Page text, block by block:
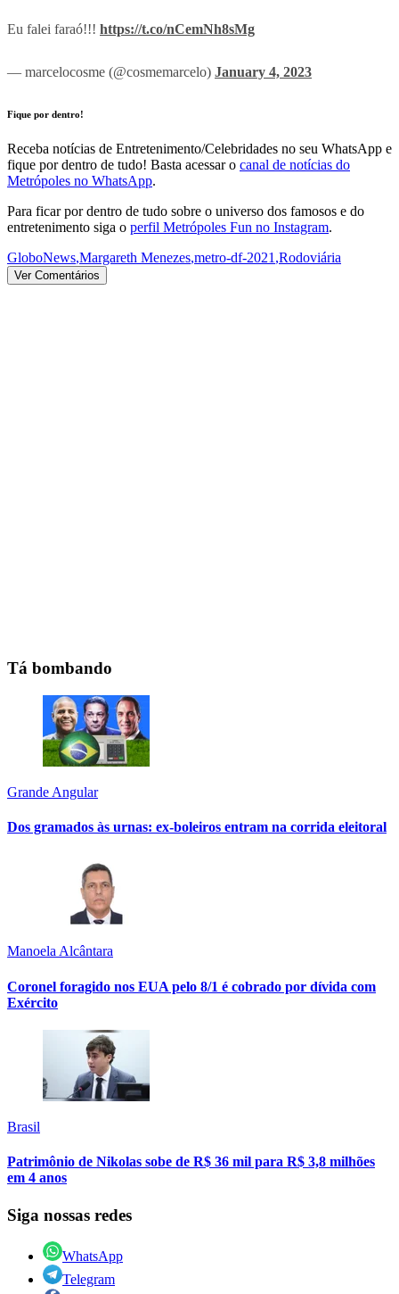
Eu falei faraó!!! https://t.co/nCemNh8sMg
— marcelocosme (@cosmemarcelo) January 4, 2023
Fique por dentro!
Receba notícias de Entretenimento/Celebridades no seu WhatsApp e
fique por dentro de tudo! Basta acessar o canal de notícias do
Metrópoles no WhatsApp.
Para ficar por dentro de tudo sobre o universo dos famosos e do
entretenimento siga o perfil Metrópoles Fun no Instagram.
GloboNews,Margareth Menezes,metro-df-2021,Rodoviária
Ver Comentários
Tá bombando
Grande Angular
Dos gramados às urnas: ex-boleiros entram na corrida eleitoral
Manoela Alcântara
Coronel foragido nos EUA pelo 8/1 é cobrado por dívida com
Exército
Brasil
Patrimônio de Nikolas sobe de R$ 36 mil para R$ 3,8 milhões
em 4 anos
Siga nossas redes
WhatsApp
Telegram